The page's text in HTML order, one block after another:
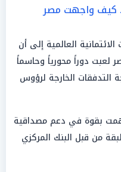
كيف واجهت مصر
العالمية إلى أن
دوراً محورياً وحاسماً
الخارجة لرؤوس
بقوة في دعم مصداقية
من قبل البنك المركزي